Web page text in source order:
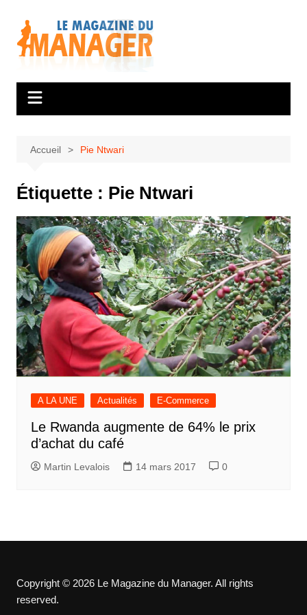
contenu
Accueil Pie Ntwari
Étiquette : Pie Ntwari
A LA UNE Actualités E-Commerce
Le Rwanda augmente de 64% le prix
d’achat du café
Martin Levalois 14 mars 2017 0
Copyright © 2026 Le Magazine du Manager. All rights
reserved.